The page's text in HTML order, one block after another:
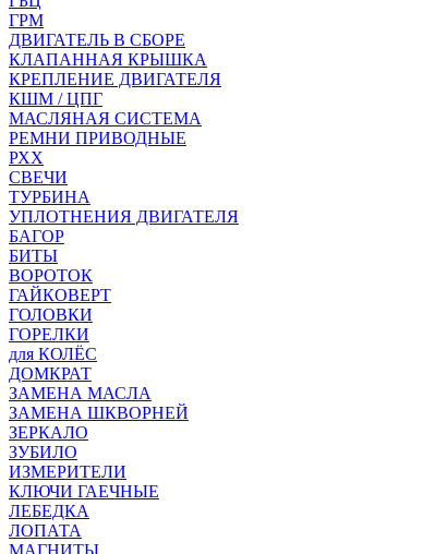
ГРМ
ДВИГАТЕЛЬ В СБОРЕ
КЛАПАННАЯ КРЫШКА
КРЕПЛЕНИЕ ДВИГАТЕЛЯ
КШМ / ЦПГ
МАСЛЯНАЯ СИСТЕМА
РЕМНИ ПРИВОДНЫЕ
РХХ
СВЕЧИ
ТУРБИНА
УПЛОТНЕНИЯ ДВИГАТЕЛЯ
БАГОР
БИТЫ
ВОРОТОК
ГАЙКОВЕРТ
ГОЛОВКИ
ГОРЕЛКИ
для КОЛЁС
ДОМКРАТ
ЗАМЕНА МАСЛА
ЗАМЕНА ШКВОРНЕЙ
ЗЕРКАЛО
ЗУБИЛО
ИЗМЕРИТЕЛИ
КЛЮЧИ ГАЕЧНЫЕ
ЛЕБЕДКА
ЛОПАТА
МАГНИТЫ